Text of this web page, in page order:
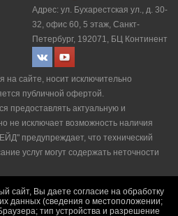
Адрес: ул. Бухарестская ул., д. 30-
32, офис 60, 5 этаж, Санкт-
Петербург, 192071, БЦ Континент
сайте, носит исключительно
публичной офертой.
предоставлять актуальную и
не исключает возможность наличия
прeдупрeждaeт, что технический
услуг могут содержать неточности
|Правила продажи
сайт, Вы даете согласие на обработку
данных (сведения о местоположении;
тип устройства и разрешение